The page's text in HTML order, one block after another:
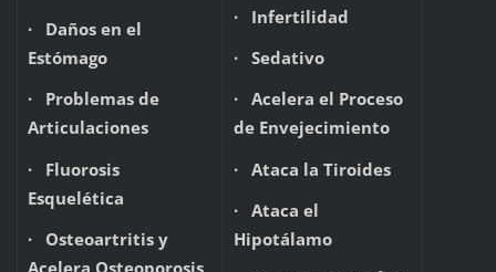
· Daños en el
Estómago
· Problemas de
Articulaciones
· Fluorosis
Esquelética
· Osteoartritis y
Acelera Osteoporosis
· Infertilidad
· Sedativo
· Acelera el Proceso
de Envejecimiento
· Ataca la Tiroides
· Ataca el
Hipotálamo